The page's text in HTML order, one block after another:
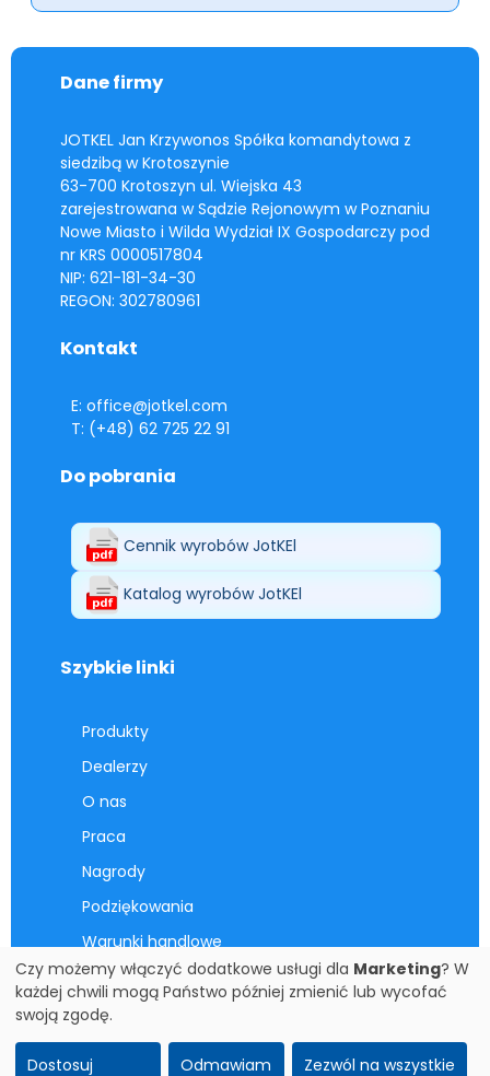
Dane firmy
JOTKEL Jan Krzywonos Spółka komandytowa z
siedzibą w Krotoszynie
63-700 Krotoszyn ul. Wiejska 43
zarejestrowana w Sądzie Rejonowym w Poznaniu
Nowe Miasto i Wilda Wydział IX Gospodarczy pod
nr KRS 0000517804
NIP: 621-181-34-30
REGON: 302780961
Kontakt
E: office@jotkel.com
T: (+48) 62 725 22 91
Do pobrania
Cennik wyrobów JotKEl
Katalog wyrobów JotKEl
Szybkie linki
Produkty
Dealerzy
O nas
Praca
Nagrody
Podziękowania
Warunki handlowe
Kontakt
Ustawienia zgód Cookies
zabronione. Copyright © JOTKEL Krotoszyn 1996-2026
Czy możemy włączyć dodatkowe usługi dla Marketing? W
każdej chwili mogą Państwo później zmienić lub wycofać
swoją zgodę.
Dostosuj Odmawiam Zezwól na wszystkie